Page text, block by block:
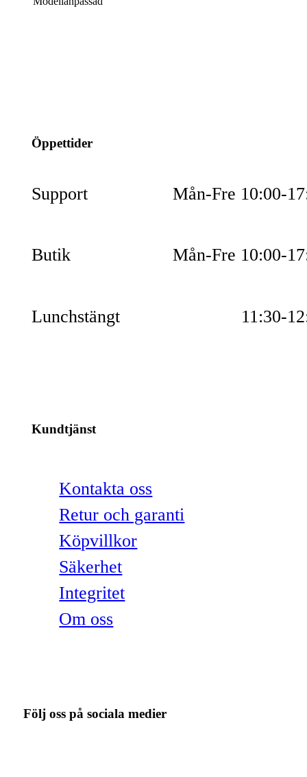
Öppettider
Support Mån-Fre 10:00-
Butik Mån-Fre 10:00-
Lunchstängt 11:30-
Kundtjänst
Kontakta oss
Retur och garanti
Köpvillkor
Säkerhet
Integritet
Om oss
Följ oss på sociala medier